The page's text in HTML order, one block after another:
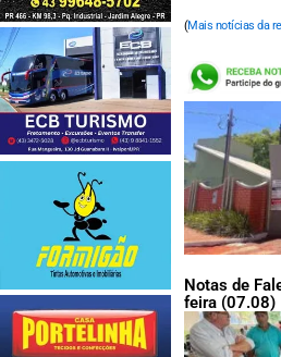
(Mais notícias da
Notas de
feira (07.08)